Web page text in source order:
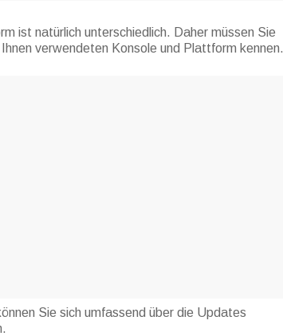
ist natürlich unterschiedlich. Daher müssen Sie
verwendeten Konsole und Plattform kennen.
Sie sich umfassend über die Updates